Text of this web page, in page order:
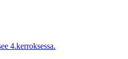
4.kerroksessa.